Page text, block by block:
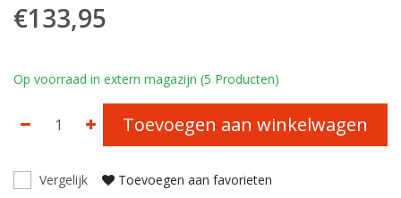
€133,95
Op voorraad in extern magazijn (5 Producten)
Toevoegen aan winkelwagen
Vergelijk Toevoegen aan favorieten